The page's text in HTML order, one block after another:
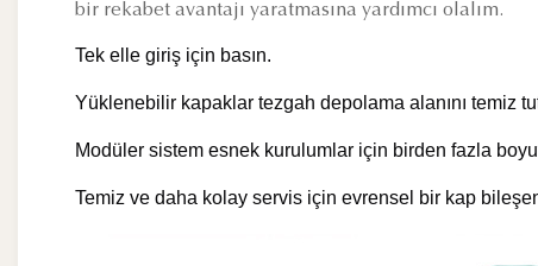
bir rekabet avantajı yaratmasına yardımcı olalım.
Tek elle giriş için basın.
Yüklenebilir kapaklar tezgah depolama alanını temiz
Modüler sistem esnek kurulumlar için birden fazla
Temiz ve daha kolay servis için evrensel bir kap